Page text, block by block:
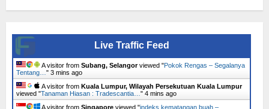
Live Traffic Feed
A visitor from Subang, Selangorviewed "Pokok Rengas – Segalanya
Tentang… " 3 mins ago
A visitor from Kuala Lumpur, Wilayah Persekutuan Kuala Lumpur
viewed "Tanaman Hiasan : Tradescantia… " 4 mins ago
A visitor from Singapore viewed "indeks kematangan buah –